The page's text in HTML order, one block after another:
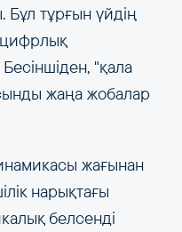
Бұл тұрғын үйдің
цифрлық
"қала
жаңа жобалар
жағынан
нарықтағы
белсенді